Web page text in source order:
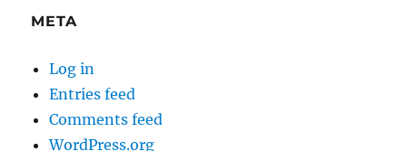
META
Log in
Entries feed
Comments feed
WordPress.org